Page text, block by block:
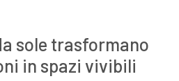
sole trasformano
in spazi vivibili